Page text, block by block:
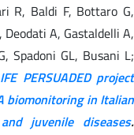
R, Baldi F, Bottaro G,
Deodati A, Gastaldelli A,
Spadoni GL, Busani L;
PERSUADED project
biomonitoring in Italian
juvenile diseases.